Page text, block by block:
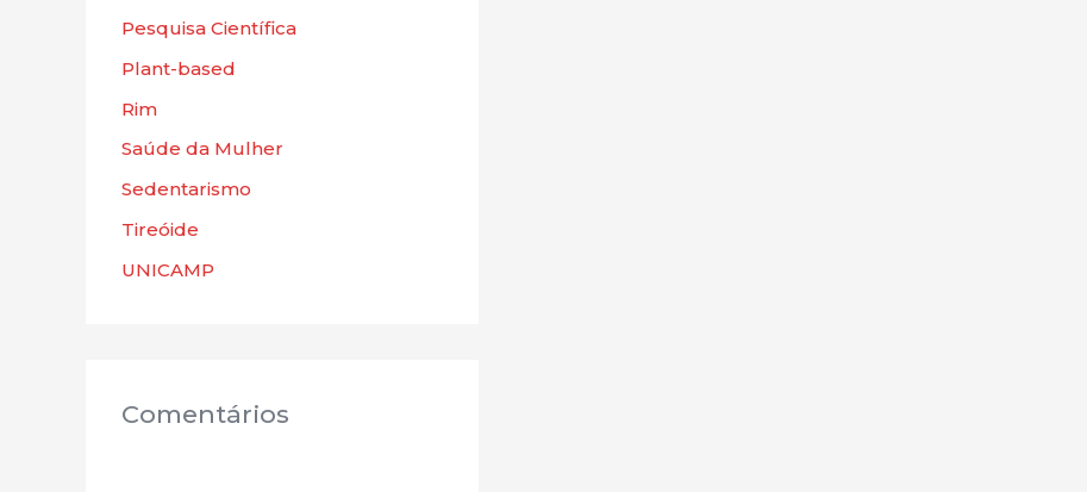
Pesquisa Científica
Plant-based
Rim
Saúde da Mulher
Sedentarismo
Tireóide
UNICAMP
Comentários